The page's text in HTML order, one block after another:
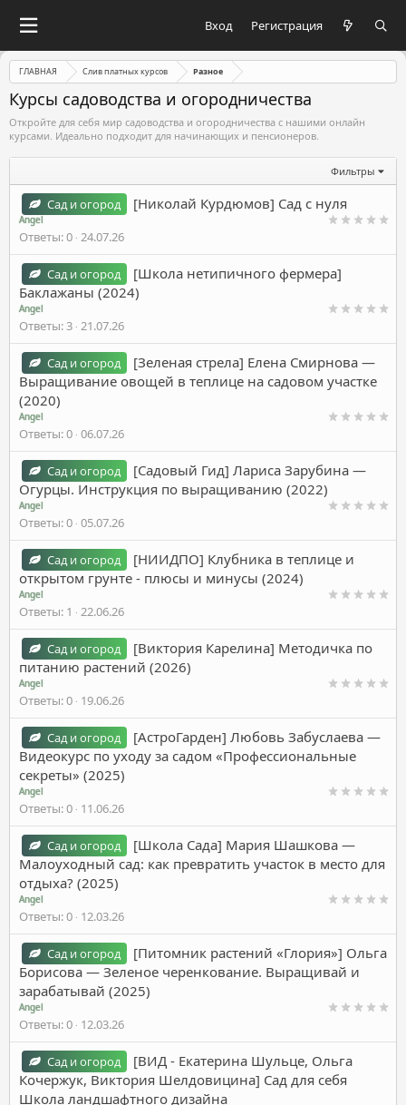
Вход Регистрация
ГЛАВНАЯ Слив платных курсов Разное
Курсы садоводства и огородничества
Откройте для себя мир садоводства и огородничества с нашими онлайн
курсами. Идеально подходит для начинающих и пенсионеров.
Фильтры
Сад и огород [Николай Курдюмов] Сад с нуля
Angel
Ответы 0 24.07.26
Сад и огород
[Школа нетипичного фермера]
Баклажаны (2024)
Angel
Ответы 3 21.07.26
Сад и огород
[Зеленая стрела] Елена Смирнова ―
Выращивание овощей в теплице на садовом участке
(2020)
Angel
Ответы 0 06.07.26
Сад и огород
[Садовый Гид] Лариса Зарубина ―
Огурцы. Инструкция по выращиванию (2022)
Angel
Ответы 0 05.07.26
Сад и огород
[НИИДПО] Клубника в теплице и
открытом грунте - плюсы и минусы (2024)
Angel
Ответы 1 22.06.26
Сад и огород
[Виктория Карелина] Методичка по
питанию растений (2026)
Angel
Ответы 0 19.06.26
Сад и огород
[АстроГарден] Любовь Забуслаева ―
Видеокурс по уходу за садом «Профессиональные
секреты» (2025)
Angel
Ответы 0 11.06.26
Сад и огород
[Школа Сада] Мария Шашкова ―
Малоуходный сад: как превратить участок в место для
отдыха? (2025)
Angel
Ответы 0 12.03.26
Сад и огород
[Питомник растений «Глория»] Ольга
Борисова ― Зеленое черенкование. Выращивай и
зарабатывай (2025)
Angel
Ответы 0 12.03.26
Сад и огород
[ВИД - Екатерина Шульце, Ольга
Кочержук, Виктория Шелдовицина] Сад для себя
Школа ландшафтного дизайна